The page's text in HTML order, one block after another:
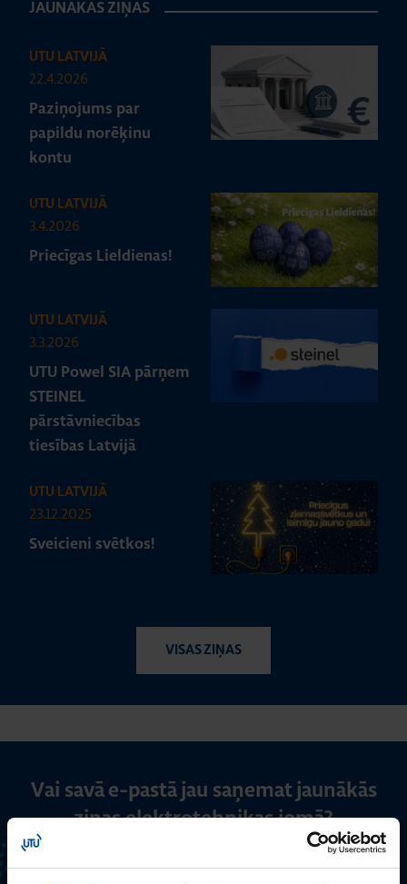
JAUNĀKĀS ZIŅAS
UTU LATVIJĀ
22.4.2026
Paziņojums par
papildu norēķinu
kontu
UTU LATVIJĀ
3.4.2026
Priecīgas Lieldienas!
UTU LATVIJĀ
3.3.2026
UTU Powel SIA pārņem
STEINEL
pārstāvniecības
tiesības Latvijā
UTU LATVIJĀ
23.12.2025
Sveicieni svētkos!
VISAS ZIŅAS
Vai savā e-pastā jau saņemat jaunākās
ziņas elektrotehnikas jomā?